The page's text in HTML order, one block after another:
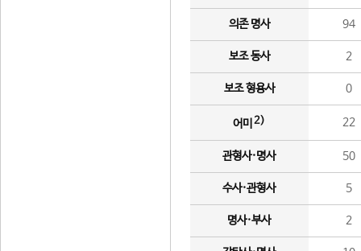
의존 명사 94
보조 동사 2
보조 형용사 0
어미 2) 22
관형사·명사 50
수사·관형사 5
명사·부사 2